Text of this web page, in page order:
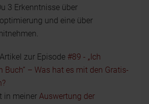
3 Erkenntnisse über
und eine über
zur Episode #89 - „Ich
Buch“ – Was hat es mit den Gratis-
in meiner Auswertung der